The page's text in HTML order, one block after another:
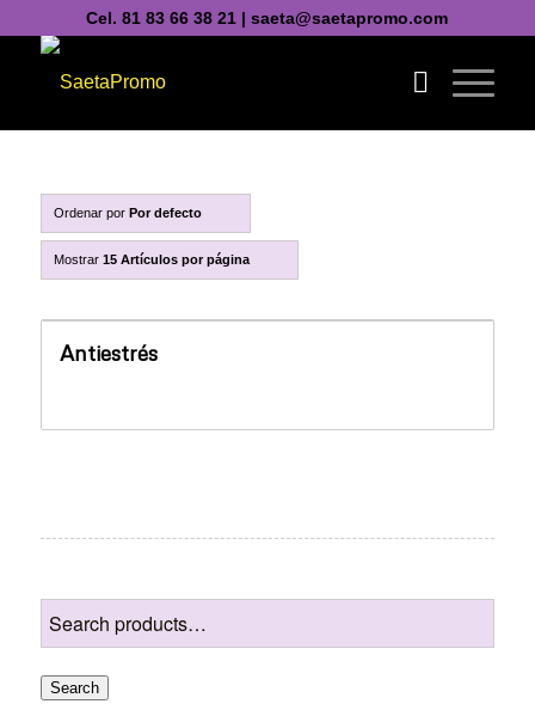
Cel. 81 83 66 38 21 | saeta@saetapromo.com
Ordenar por Por defecto
Mostrar 15 Artículos por página
Antiestrés
Search